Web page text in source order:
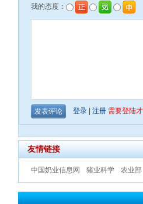
友情链接
中国奶业信息网 猪业科学 农业部